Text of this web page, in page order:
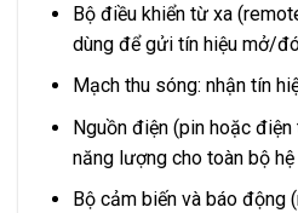
Bộ điều khiển từ xa
dùng để gửi tín hiệu mở/
Mạch thu sóng: nhận tín
Nguồn điện (pin hoặc
năng lượng cho toàn bộ
Bộ cảm biến và báo động